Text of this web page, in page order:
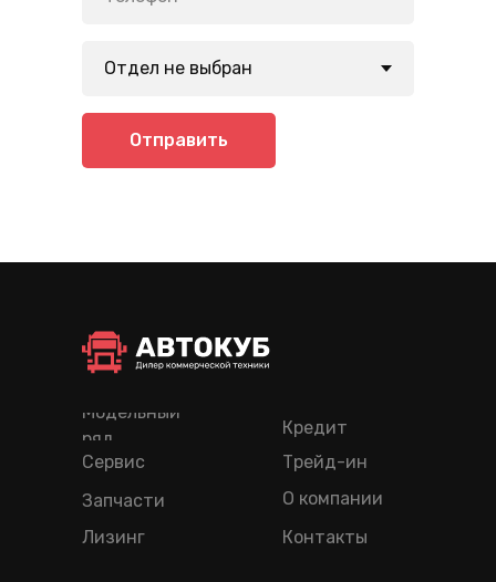
Отправить
Лизинг
Кредит
Трейд-ин
Модельный
ряд
Сервис
Запчасти
О компании
Контакты